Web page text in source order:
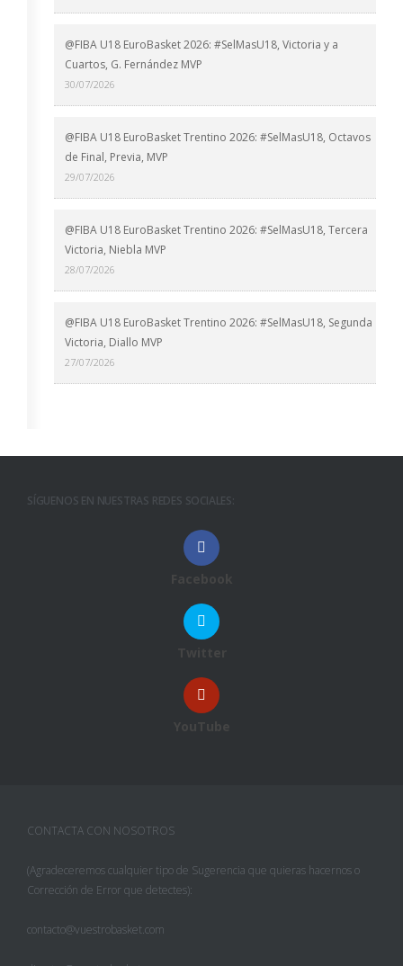
@FIBA U18 EuroBasket 2026: #SelMasU18, Victoria y a
Cuartos, G. Fernández MVP
30/07/2026
@FIBA U18 EuroBasket Trentino 2026: #SelMasU18, Octavos
de Final, Previa, MVP
29/07/2026
@FIBA U18 EuroBasket Trentino 2026: #SelMasU18, Tercera
Victoria, Niebla MVP
28/07/2026
@FIBA U18 EuroBasket Trentino 2026: #SelMasU18, Segunda
Victoria, Diallo MVP
27/07/2026
SÍGUENOS EN NUESTRAS REDES SOCIALES:
Facebook
Twitter
YouTube
CONTACTA CON NOSOTROS
(Agradeceremos cualquier tipo de Sugerencia que quieras hacernos o
Corrección de Error que detectes):
contacto@vuestrobasket.com